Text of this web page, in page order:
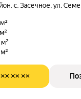
с. Засечное, ул.
×× ××